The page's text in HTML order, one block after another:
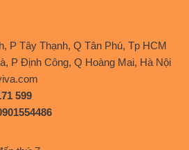
P Tây Thạnh, Q Tân Phú, Tp HCM
P Định Công, Q Hoàng Mai, Hà Nội
599